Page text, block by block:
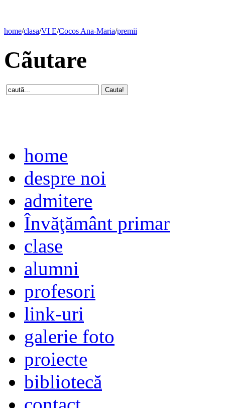
home/clasa/VI E/Cocos Ana-Maria/premii
Cãutare
home
despre noi
admitere
Învăţământ primar
clase
alumni
profesori
link-uri
galerie foto
proiecte
bibliotecă